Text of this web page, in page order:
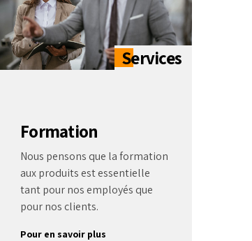
Formation
Nous pensons que la formation
aux produits est essentielle
tant pour nos employés que
pour nos clients.
Pour en savoir plus